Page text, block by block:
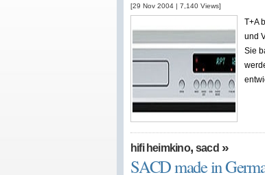
[29 Nov 2004 | 7,140 Views]
T+A
und
Sie
hifi heimkino, sacd»
SACD made in